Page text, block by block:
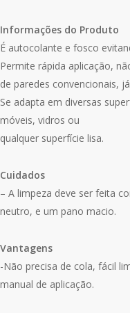
Informações do Produto
É autocolante e fosco
Permite rápida aplicação,
de paredes convencionais,
Se adapta em diversas
móveis, vidros ou
qualquer superfície lisa.
Cuidados
– A limpeza deve ser feita
neutro, e um pano macio.
Vantagens
-Não precisa de cola, fácil
manual de aplicação.